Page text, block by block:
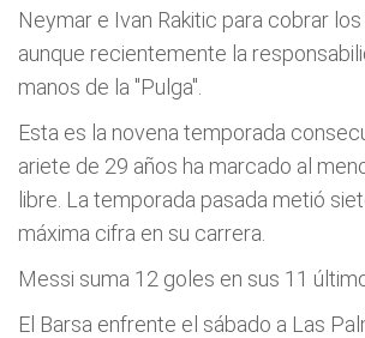
Neymar e Ivan Rakitic para cobrar
aunque recientemente la
manos de la "Pulga".
Esta es la novena temporada
ariete de 29 años ha marcado al
libre. La temporada pasada metió
máxima cifra en su carrera.
Messi suma 12 goles en sus 11
El Barsa enfrente el sábado a Las